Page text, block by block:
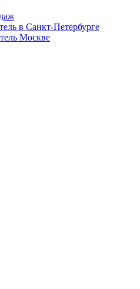
в Санкт-Петербурге
Москве